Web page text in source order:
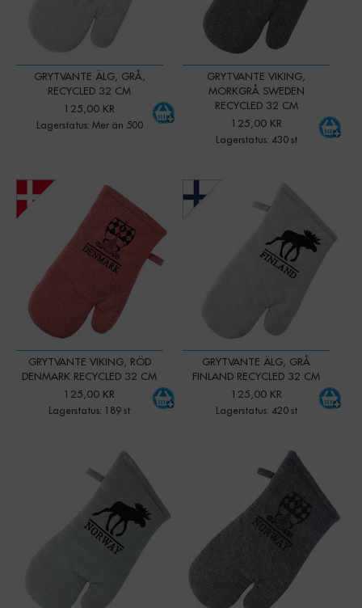
GRYTVANTE ÄLG, GRÅ,
RECYCLED 32 CM
125,00 KR
Lagerstatus: Mer än 500
GRYTVANTE VIKING,
MÖRKGRÅ SWEDEN
RECYCLED 32 CM
125,00 KR
Lagerstatus: 430 st
GRYTVANTE VIKING, RÖD
DENMARK RECYCLED 32 CM
125,00 KR
Lagerstatus: 189 st
Qty: +
GRYTVANTE ÄLG, GRÅ
FINLAND RECYCLED 32 CM
125,00 KR
Lagerstatus: 420 st
Qty:
+